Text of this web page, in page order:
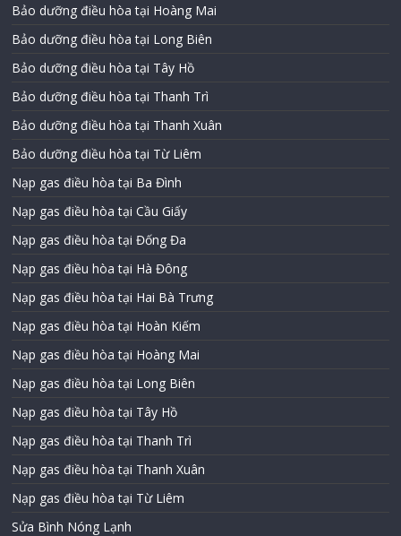
Bảo dưỡng điều hòa tại Hoàng Mai
Bảo dưỡng điều hòa tại Long Biên
Bảo dưỡng điều hòa tại Tây Hồ
Bảo dưỡng điều hòa tại Thanh Trì
Bảo dưỡng điều hòa tại Thanh Xuân
Bảo dưỡng điều hòa tại Từ Liêm
Nạp gas điều hòa tại Ba Đình
Nạp gas điều hòa tại Cầu Giấy
Nạp gas điều hòa tại Đống Đa
Nạp gas điều hòa tại Hà Đông
Nạp gas điều hòa tại Hai Bà Trưng
Nạp gas điều hòa tại Hoàn Kiếm
Nạp gas điều hòa tại Hoàng Mai
Nạp gas điều hòa tại Long Biên
Nạp gas điều hòa tại Tây Hồ
Nạp gas điều hòa tại Thanh Trì
Nạp gas điều hòa tại Thanh Xuân
Nạp gas điều hòa tại Từ Liêm
Sửa Bình Nóng Lạnh